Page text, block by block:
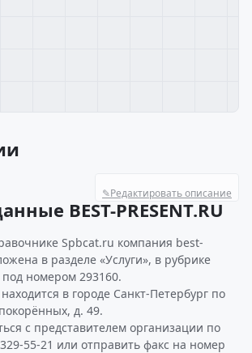
✎Редактировать описание
BEST-PRESENT.RU
Spbcat.ru компания best-
в разделе «Услуги», в рубрике
под номером 293160.
находится в городе Санкт-Петербург по
д. 49.
с представителем организации по
55-21 или отправить факс на номер